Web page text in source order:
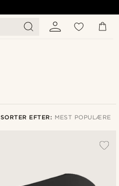
SORTER EFTER: MEST POPULÆRE
Højeste pris